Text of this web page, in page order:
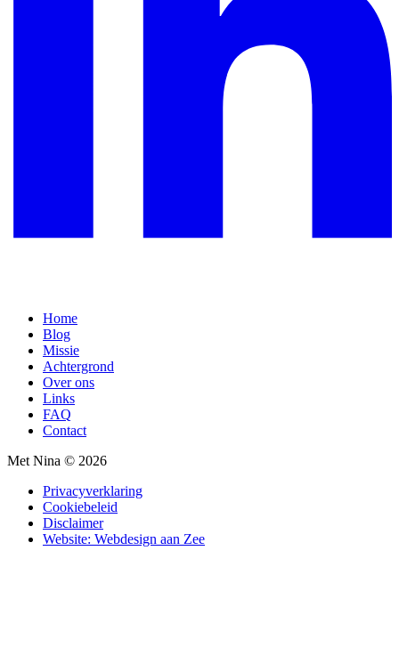
Home
Blog
Missie
Achtergrond
Over ons
Links
FAQ
Contact
Met Nina © 2026
Privacyverklaring
Cookiebeleid
Disclaimer
Website: Webdesign aan Zee